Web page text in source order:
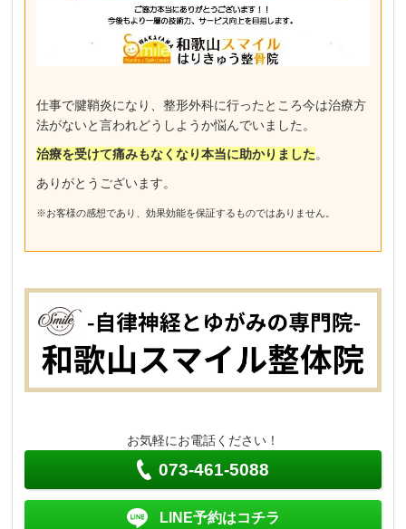
仕事で腱鞘炎になり、整形外科に行ったところ今は治療方
法がないと言われどうしようか悩んでいました。
治療を受けて痛みもなくなり本当に助かりました。
ありがとうございます。
※お客様の感想であり、効果効能を保証するものではありません。
お気軽にお電話ください！
073-461-5088
LINE予約はコチラ